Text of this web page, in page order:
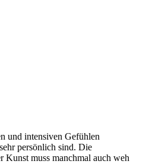
und intensiven Gefühlen
persönlich sind. Die
Kunst muss manchmal auch weh